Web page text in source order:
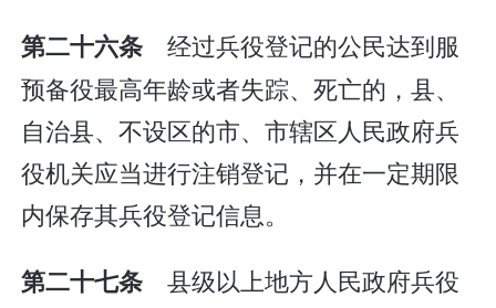
第二十六条经过兵役登记的公民达到服
预备役最高年龄或者失踪、死亡的，县、
自治县、不设区的市、市辖区人民政府兵
役机关应当进行注销登记，并在一定期限
内保存其兵役登记信息。
第二十七条县级以上地方人民政府兵役